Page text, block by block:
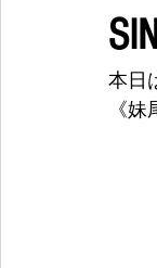
本日
《